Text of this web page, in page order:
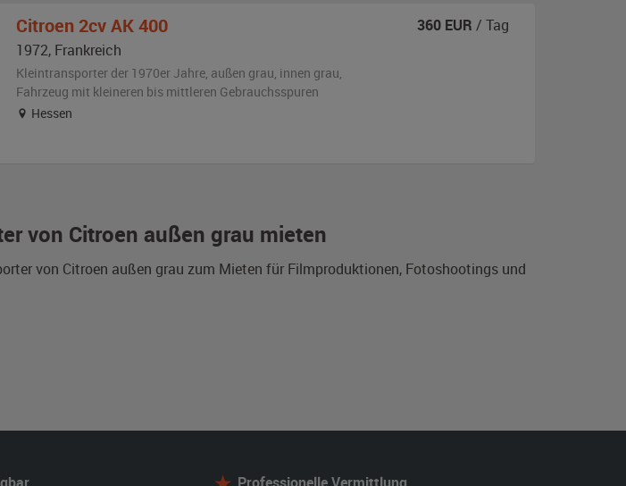
von Citroen außen grau mieten
von Citroen außen grau zum Mieten für Filmproduktionen, Fotoshootings und
Citroen 2cv AK 400
1972, Frankreich
Kleintransporter der 1970er Jahre, außen grau, innen grau,
Fahrzeug mit kleineren bis mittleren Gebrauchsspuren
Hessen
360 EUR / Tag